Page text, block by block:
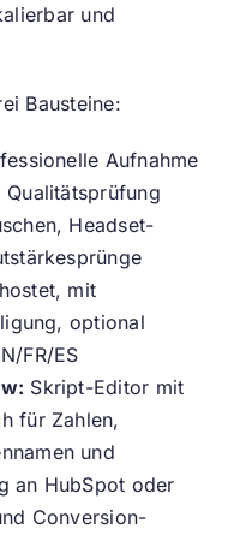
und
Bausteine:
Aufnahme
Headset-
mit
optional
FR/ES
Skript-Editor mit
für Zahlen,
und
an HubSpot oder
Conversion-